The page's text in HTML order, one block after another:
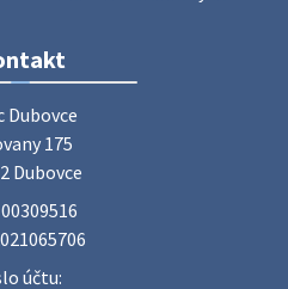
Slovenska Dubovce
ich rodinných príslušníkov aj
na termálne kúpalisko
Dubovce
175
Dubovce
účtu: